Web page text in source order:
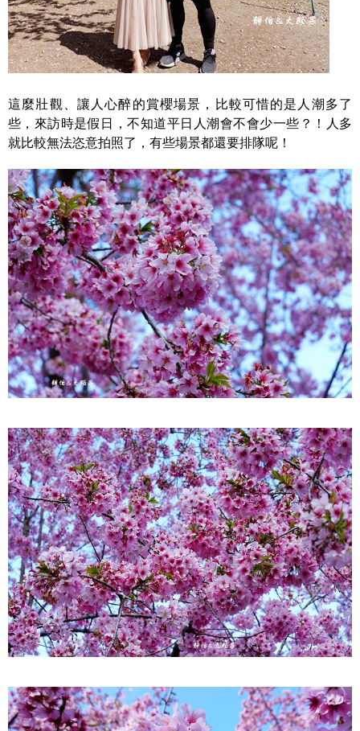
這麼壯觀、讓人心醉的賞櫻場景，比較可惜的是人潮多了
些，來訪時是假日，不知道平日人潮會不會少一些？！人多
就比較無法恣意拍照了，有些場景都還要排隊呢！